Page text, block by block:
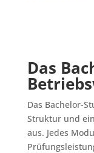
Das
Das Bachelor-
Struktur und
aus. Jedes